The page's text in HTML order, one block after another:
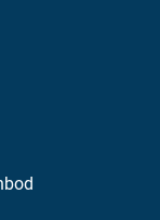
beschikbaarheid,
beste invulling